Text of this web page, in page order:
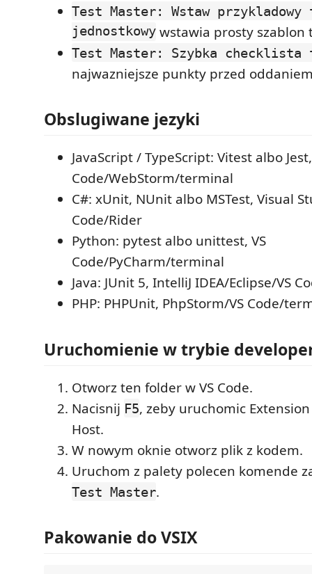
Test Master: Wstaw
jednostkowywstawia prosty szablon
Test Master: Szybka checklista
najwazniejsze punkty przed
Obslugiwane jezyki
JavaScript / TypeScript: Vitest albo
Code/WebStorm/terminal
C#: xUnit, NUnit albo MSTest, Visual
Code/Rider
Python: pytest albo unittest, VS
Code/PyCharm/terminal
Java: JUnit 5, IntelliJ IDEA/Eclipse/VS
PHP: PHPUnit, PhpStorm/VS Code/
Uruchomienie w trybie
Otworz ten folder w VS Code.
Nacisnij F5, zeby uruchomic
Host.
W nowym oknie otworz plik z kodem.
Uruchom z palety polecen komende
Test Master.
Pakowanie do VSIX